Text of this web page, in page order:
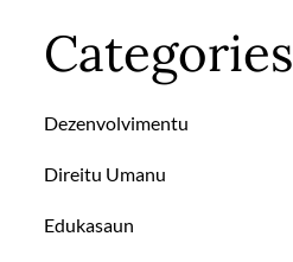
Categories
Dezenvolvimentu
Direitu Umanu
Edukasaun